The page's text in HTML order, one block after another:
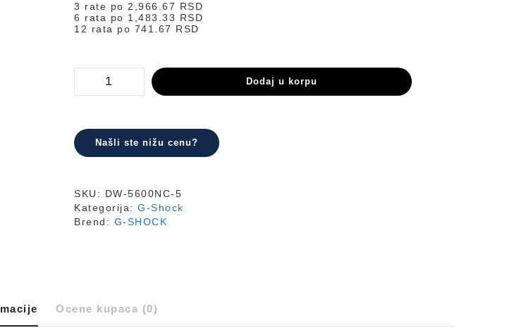
3 rate po 2,966.67 RSD
6 rata po 1,483.33 RSD
12 rata po 741.67 RSD
5600NC-
5
Dodaj u korpu
Našli ste nižu cenu?
SKU: DW-5600NC-5
Kategorija:G-Shock
Brend: G-SHOCK
Ocene kupaca (0)